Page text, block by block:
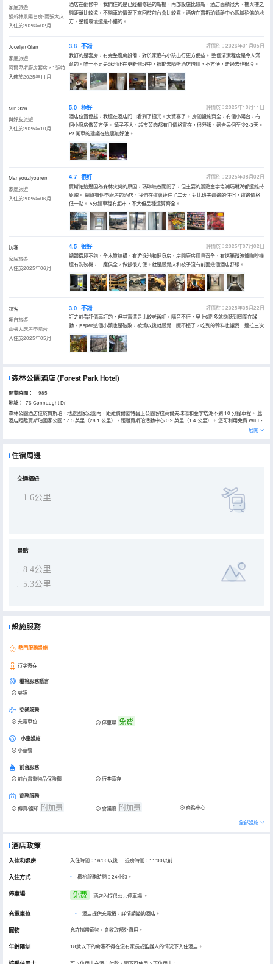
家庭旅遊
翻新林景陽台房-兩張大床
入住於2026年02月
酒店在翻修中，我們住的是已經翻修過的新樓，內部設施比較新，酒店面積很大，樓與樓之
間距離比較遠，不開車的情況下來回於前台會比較累。酒店在賈斯珀鎮離中心區域稍偏的地
方，整體環境還是不錯的。
Jocelyn Qian
家庭旅遊
阿爾卑斯廚房套房，1張特
大床
入住於2025年11月
3.8 不錯
評價於：2026年01月05日
我訂的是套房，有完整廚房設備，對於家庭有小孩出行更方便些。 整個清潔程度是令人滿
意的。唯一不足是泳池正在更新修理中，衹能去隔壁酒店借用，不方便，走過去也很冷。
Min 326
與好友旅遊
入住於2025年10月
5.0 極好
評價於：2025年10月11日
酒店位置優越，我還在酒店門口看到了極光。太驚喜了。 房間設施齊全，有個小陽台，有
個小廚房做菜方便。 鎮子不大，超市菜肉都有且價格實在，很舒服，適合呆個至少2-3天。
Ps 開車的建議在這裏加好油。
Manyouziyouren
家庭旅遊
入住於2025年06月
4.7 很好
評價於：2025年08月02日
賈斯帕這邊因為森林火災的原因，瑪琳峽谷關閉了，但主要的景點金字塔湖瑪琳湖都還維持
原貌。 總算有個帶廚房的酒店，我們在這裏連住了二天，對比班夫這邊的住宿，這邊價格
低一點。 5分鐘車程有超市，不大但品種還算齊全。
訪客
家庭旅遊
入住於2025年06月
4.5 很好
評價於：2025年07月02日
總體環境不錯，全木質結構，有游泳池和健身房，房間廚房用具齊全，有烤箱微波爐咖啡機
還有洗碗機，一應俱全，做飯很方便。就是感覺床和被子沒有前面幾個酒店舒服。
訪客
獨自旅遊
兩張大床房帶陽台
入住於2025年05月
3.0 不錯
評價於：2025年05月22日
訂之前看評價高訂的，但其實還是比較老舊吧，隔音不行，早上6點多就能聽到周圍在躁
動，jasper這個小鎮也是破敗，被燒以後就感覺一蹶不振了，吃到的韓料也讓我一連拉三次
森林公園酒店(Forest Park Hotel)
開業時間： 1985
地址：
76 Connaught Dr
森林公園酒店位於賈斯珀，地處國家公園內，距離費爾蒙特碧玉公園客棧高爾夫球場和金字塔湖不到 10 分鐘車程。 此
酒店距離賈斯珀國家公園 17.5 英里（28.1 公里），距離賈斯珀活動中心 0.9 英里（1.4 公里）。 您可利用免費 WiFi、
旅遊/票務服務和免費使用附近的健身設施等便利服務和設施。此酒店還提供自動售貨機和自行車停放區。 特色服務/設
施包括快速退房、24 小時前台服務和電梯。酒店提供免費自助停車。 有 241 間空調客房提供LED 電視；您定能在旅途
展開
住宿周邊
交通樞紐
1.6公里
景點
8.4公里
5.3公里
設施服務
熱門服務設施
行李寄存
櫃枱服務語言
英語
交通服務
充電車位 停車場 免費
小童設施
小童餐
前台服務
前台貴重物品保險櫃 行李寄存
商務服務
傳真/複印 附加费 會議廳 附加费 商務中心
全部設施
酒店政策
入住和退房 入住時間：16:00以後 退房時間：11:00以前
入住方式 櫃枱服務時間：24小時。
停車場 免费 酒店內提供公共停車場 。
充電車位 • 酒店提供充電樁，詳情請諮詢酒店。
寵物 允許攜帶寵物，會收取額外費用。
年齡限制 18歲以下的房客不得在沒有家長或監護人的情況下入住酒店。